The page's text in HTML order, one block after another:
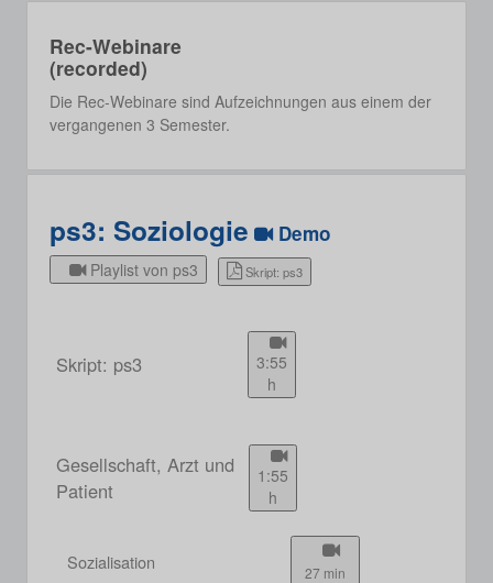
Rec-Webinare
(recorded)
Die Rec-Webinare sind Aufzeichnungen aus einem der
vergangenen 3 Semester.
ps3: Soziologie Demo
Playlist von ps3 Skript: ps3
Skript: ps3
3:55
h
Gesellschaft, Arzt und
Patient
1:55
h
Sozialisation 27 min